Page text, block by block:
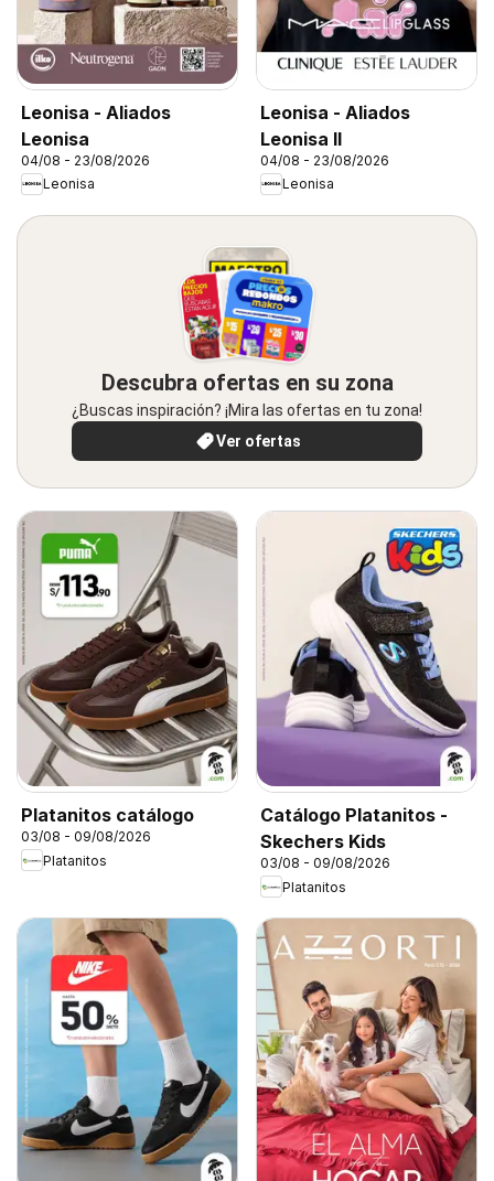
Leonisa - Aliados
Leonisa
04/08 - 23/08/2026
Leonisa
Leonisa - Aliados
Leonisa II
04/08 - 23/08/2026
Leonisa
Descubra ofertas en su zona
¿Buscas inspiración? ¡Mira las ofertas en tu zona!
Ver ofertas
Platanitos catálogo
03/08 - 09/08/2026
Platanitos
Catálogo Platanitos -
Skechers Kids
03/08 - 09/08/2026
Platanitos